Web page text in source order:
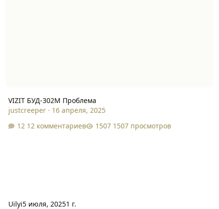
VIZIT БУД-302М Проблема
justcreeper· 16 апреля, 2025
12 комментариев
1507 просмотров
Uilyi5 июля, 20251 г.